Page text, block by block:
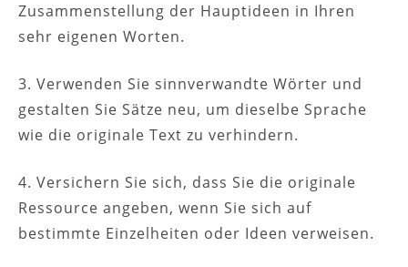
Zusammenstellung der Hauptideen in Ihren
sehr eigenen Worten.
3. Verwenden Sie sinnverwandte Wörter und
gestalten Sie Sätze neu, um dieselbe Sprache
wie die originale Text zu verhindern.
4. Versichern Sie sich, dass Sie die originale
Ressource angeben, wenn Sie sich auf
bestimmte Einzelheiten oder Ideen verweisen.